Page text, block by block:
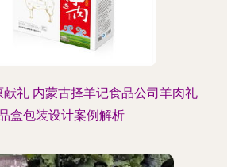
献礼 内蒙古择羊记食品公司羊肉礼
盒包装设计案例解析